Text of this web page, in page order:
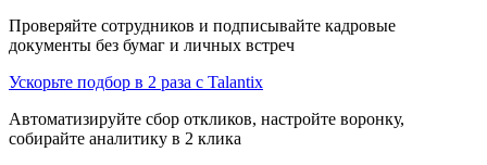
Проверяйте сотрудников и подписывайте кадровые
документы без бумаг и личных встреч
Ускорьте подбор в 2 раза с Talantix
Автоматизируйте сбор откликов, настройте воронку,
собирайте аналитику в 2 клика